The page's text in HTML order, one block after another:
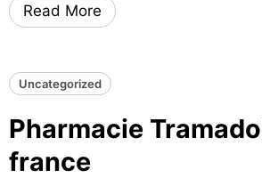
Read More
Uncategorized
Pharmacie
france